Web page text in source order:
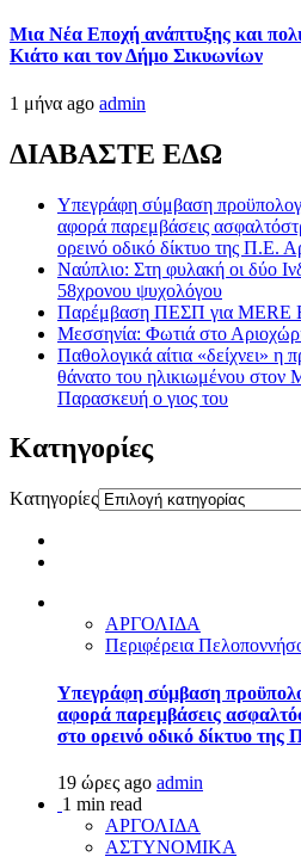
Μια Νέα Εποχή ανάπτυξης και
Κιάτο και τον Δήμο Σικυωνίων
1 μήνα ago admin
ΔΙΑΒΑΣΤΕ ΕΔΩ
Υπεγράφη σύμβαση
αφορά παρεμβάσεις
ορεινό οδικό δίκτυο της Π.Ε.
Ναύπλιο: Στη φυλακή οι δύο
58χρονου ψυχολόγου
Παρέμβαση ΠΕΣΠ για MERE
Μεσσηνία: Φωτιά στο
Παθολογικά αίτια «δείχνει» η
θάνατο του ηλικιωμένου στον
Παρασκευή ο γιος του
Kατηγορίες
Kατηγορίες
ΑΡΓΟΛΙΔΑ
Περιφέρεια
Υπεγράφη σύμβαση
αφορά παρεμβάσεις
στο ορεινό οδικό δίκτυο της
19 ώρες ago admin
1 min read
ΑΡΓΟΛΙΔΑ
ΑΣΤΥΝΟΜΙΚΑ